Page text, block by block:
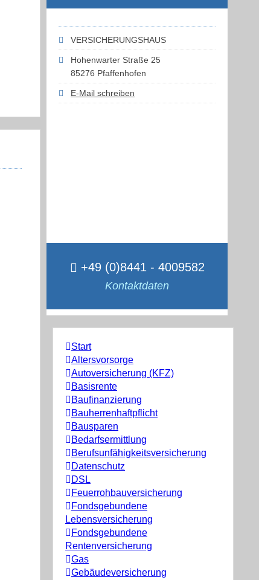
VERSICHERUNGSHAUS
Hohenwarter Straße 25
85276 Pfaffenhofen
E-Mail schreiben
+49 (0)8441 - 4009582
Kontaktdaten
Start
Altersvorsorge
Autoversicherung (KFZ)
Basisrente
Baufinanzierung
Bauherrenhaftpflicht
Bausparen
Bedarfsermittlung
Berufs­unfähigkeitsversicherung
Datenschutz
DSL
Feuerrohbauversicherung
Fondsgebundene
Lebensversicherung
Fondsgebundene
Rentenversicherung
Gas
Gebäudeversicherung